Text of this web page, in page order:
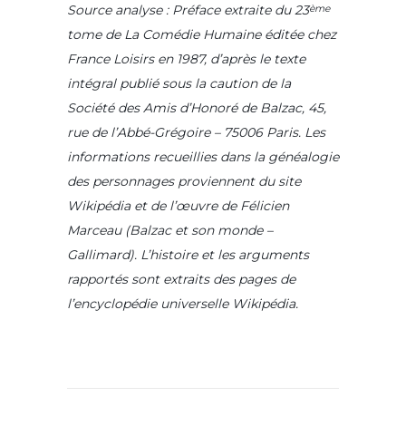
Source analyse : Préface extraite du 23ème
tome de La Comédie Humaine éditée chez
France Loisirs en 1987, d’après le texte
intégral publié sous la caution de la
Société des Amis d’Honoré de Balzac, 45,
rue de l’Abbé-Grégoire – 75006 Paris. Les
informations recueillies dans la généalogie
des personnages proviennent du site
Wikipédia et de l’œuvre de Félicien
Marceau (Balzac et son monde –
Gallimard). L’histoire et les arguments
rapportés sont extraits des pages de
l’encyclopédie universelle Wikipédia.